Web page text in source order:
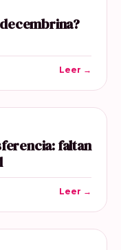
Leer →
faltan
Leer →